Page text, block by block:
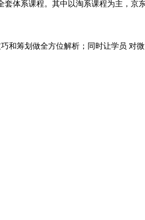
体系课程。其中以淘系课程为主，京
筹划做全方位解析；同时让学员 对